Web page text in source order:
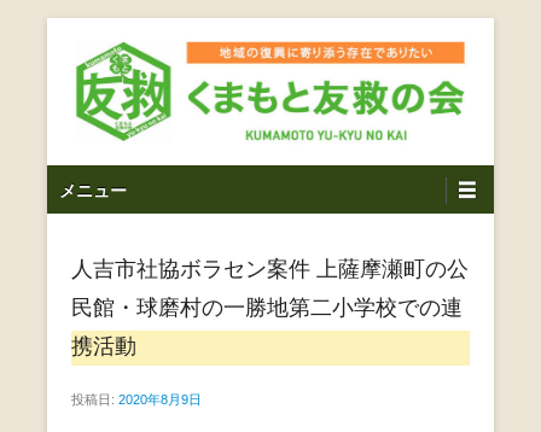
ス
くまもと友救の会｜地域
の復興に寄り添う存在で
ありたい｜熊本県上益城
郡益城町｜災害ボランテ
ィア
し代表松岡亮太を中心に、熊本地震発生直後から被災者の
復興・生活再建を目的に活動しているボランティア団体で
イ
メニュー
人吉市社協ボラセン案件 上薩摩瀬町の公
民館・球磨村の一勝地第二小学校での連
携活動
投稿日: 2020年8月9日